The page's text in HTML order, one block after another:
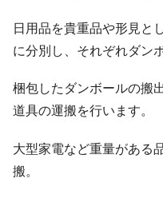
日用品を貴重品や形見と
に分別し、それぞれダン
梱包したダンボールの搬
道具の運搬を行います。
大型家電など重量がある
搬。